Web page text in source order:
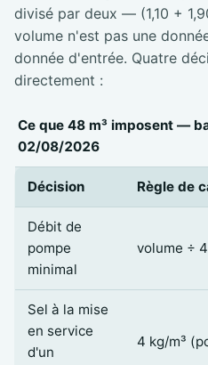
divisé par deux — (1,10 +
volume n'est pas une
donnée d'entrée. Quatre
directement :
Ce que 48 m³ imposent —
02/08/2026
Décision Règle de
Débit de
pompe
minimal
volume ÷
Sel à la mise
en service
d'un
4 kg/m³